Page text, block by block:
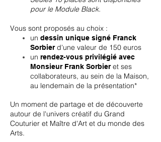
pour le Module Black.
Vous sont proposés au choix : ​
un dessin unique signé Franck
Sorbierd'une valeur de 150 euros
un rendez-vous privilégié avec
Monsieur Frank Sorbieret ses
collaborateurs, au sein de la Maison,
au lendemain de la présentation*
Un moment de partage et de découverte
autour de l'univers créatif du Grand
Couturier et Maître d'Art et du monde des
Arts.